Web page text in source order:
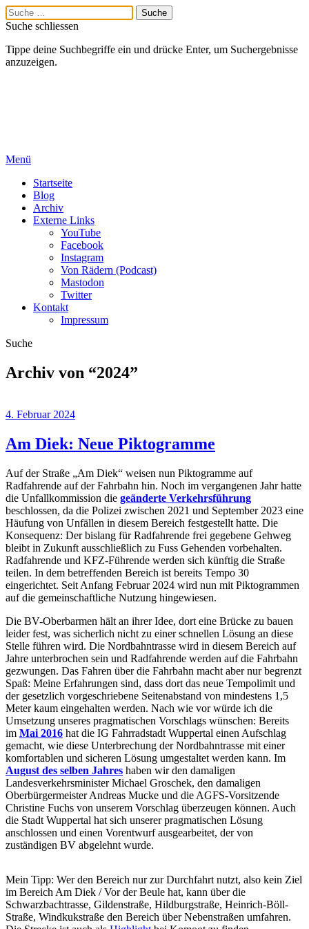
Suche schliessen
Tippe deine Suchbegriffe ein und drücke Enter, um Suchergebnisse
anzuzeigen.
Menü
Startseite
Blog
Archiv
Externe Links
YouTube
Facebook
Instagram
Von Rädern (Podcast)
Mastodon
Twitter
Kontakt
Impressum
Suche
Archiv von “2024”
4. Februar 2024
Am Diek: Neue Piktogramme
Auf der Straße „Am Diek“ weisen nun Piktogramme auf
Radfahrende auf der Fahrbahn hin. Noch im vergangenen Jahr hatte
die Unfallkommission die geänderte Verkehrsführung
beschlossen, da die Polizei zwischen 2021 und September 2023 eine
Häufung von Unfällen in diesem Bereich festgestellt hatte. Die
Konsequenz: Der bislang für Radfahrende frei gegebene Gehweg
bleibt in Zukunft ausschließlich zu Fuss Gehenden vorbehalten.
Radfahrende und KFZ-Führende werden sich künftig die Straße
teilen. In dem betreffenden Bereich ist bereits Tempo 30
eingerichtet. Seit Anfang Februar 2024 wird nun mit Piktogrammen
auf die gemeinschaftliche Nutzung hingewiesen.
Die BV-Oberbarmen hält an ihrer Idee, dort eine Brücke zu bauen
leider fest, was sicherlich nicht zu einer schnellen Lösung an diese
Stelle führen wird. Die Nordbahntrasse wird in diesem Bereich auf
Jahre unterbrochen sein und Radfahrende werden auf die Fahrbahn
gezwungen. Das Fahren über die Fahrbahn macht aber nur begrenzt
Spaß: Meine Erfahrungen sind, dass dort das neue Tempolimit und
der gesetzlich vorgeschriebene Seitenabstand von mindestens 1,5
Meter kaum eingehalten werden. Nach wie vor würde ich die
Umsetzung unseres pragmatischen Vorschlags wünschen: Bereits
im Mai 2016 hat die IG Fahrradstadt Wuppertal einen Aufschlag
gemacht, wie diese Unterbrechung der Nordbahntrasse mit einer
komfortablen und sicheren Lösung umgestaltet werden kann. Im
August des selben Jahres haben wir den damaligen
Landesverkehrsminister Michael Groschek, den damaligen
Oberbürgermeister Andreas Mucke und die AGFS-Vorsitzende
Christine Fuchs von unserem Vorschlag überzeugen können. Auch
die Stadt Wuppertal hat sich unserer pragmatischen Lösung
anschlossen und einen Vorentwurf ausgearbeitet, der von
zuständigen BV abgelehnt wurde.
Mein Tipp: Wer den Bereich nur zur Durchfahrt nutzt, also kein Ziel
im Bereich Am Diek / Vor der Beule hat, kann über die
Schwarzbachtrasse, Gildenstraße, Hildburgstraße, Heinrich-Böll-
Straße, Windkukstraße den Bereich über Nebenstraßen umfahren.